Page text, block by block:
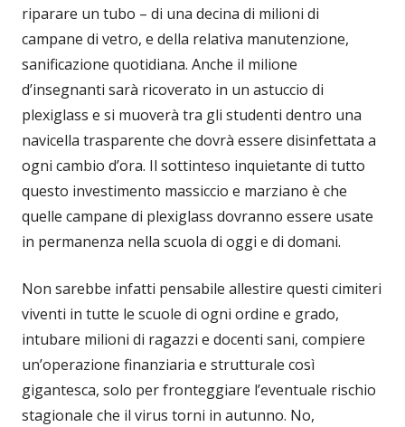
riparare un tubo – di una decina di milioni di
campane di vetro, e della relativa manutenzione,
sanificazione quotidiana. Anche il milione
d’insegnanti sarà ricoverato in un astuccio di
plexiglass e si muoverà tra gli studenti dentro una
navicella trasparente che dovrà essere disinfettata a
ogni cambio d’ora. Il sottinteso inquietante di tutto
questo investimento massiccio e marziano è che
quelle campane di plexiglass dovranno essere usate
in permanenza nella scuola di oggi e di domani.
Non sarebbe infatti pensabile allestire questi cimiteri
viventi in tutte le scuole di ogni ordine e grado,
intubare milioni di ragazzi e docenti sani, compiere
un’operazione finanziaria e strutturale così
gigantesca, solo per fronteggiare l’eventuale rischio
stagionale che il virus torni in autunno. No,